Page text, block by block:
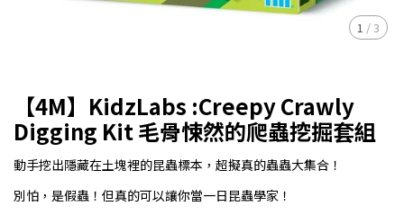
1 /3
【4M】KidzLabs :Creepy Crawly
Digging Kit 毛骨悚然的爬蟲挖掘套組
動手挖出隱藏在土塊裡的昆蟲標本，超擬真的蟲蟲大集合！
別怕，是假蟲！但真的可以讓你當一日昆蟲學家！